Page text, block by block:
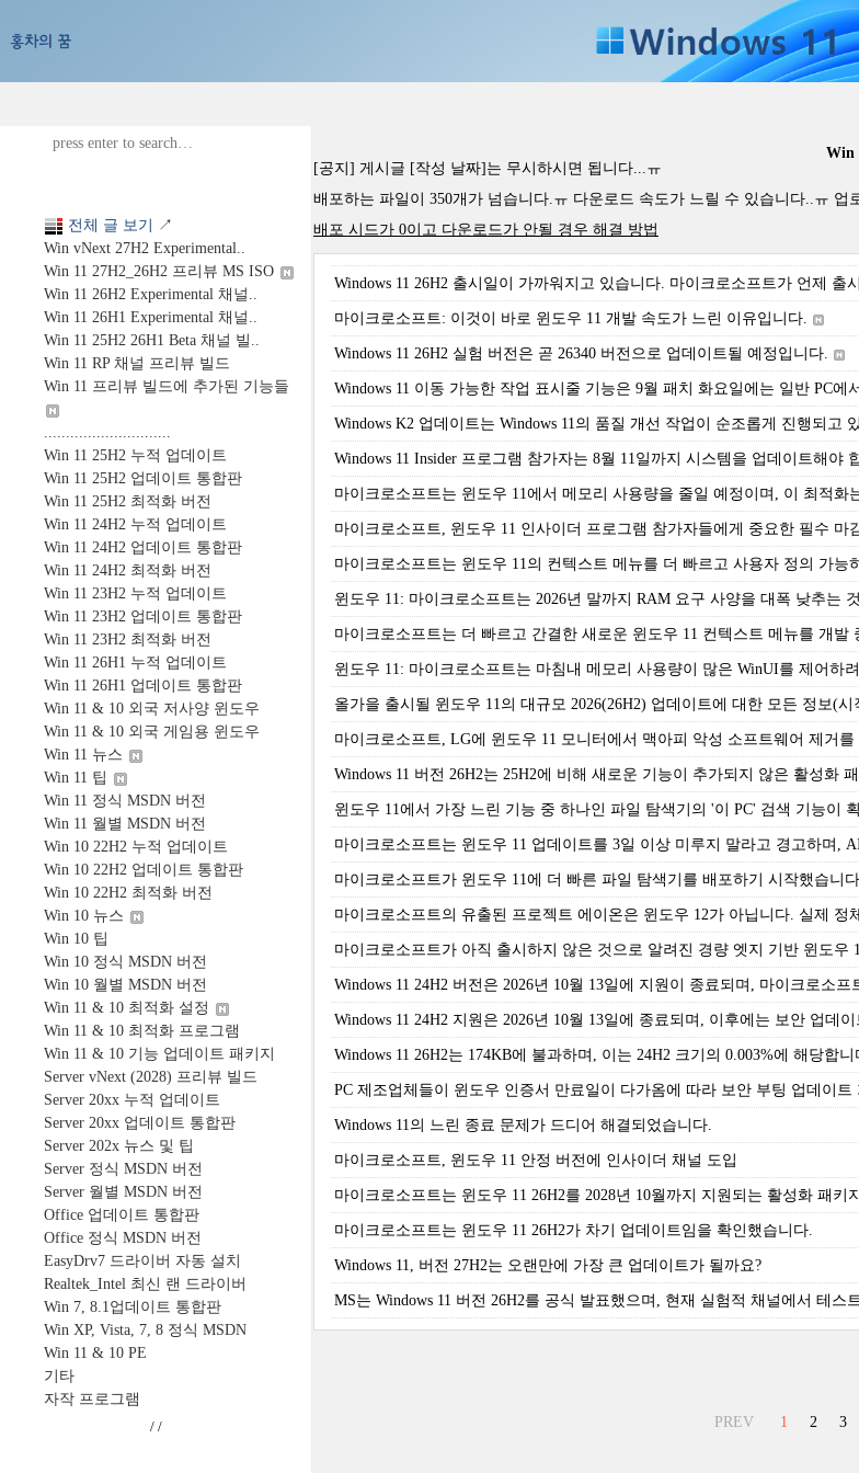
전체 글 보기
↗
Win vNext 27H2 Experimental..
Win 11 27H2_26H2 프리뷰 MS ISO
Win 11 26H2 Experimental 채널..
Win 11 26H1 Experimental 채널..
Win 11 25H2 26H1 Beta 채널 빌..
Win 11 RP 채널 프리뷰 빌드
Win 11 프리뷰 빌드에 추가된 기능들
.............................
Win 11 25H2 누적 업데이트
Win 11 25H2 업데이트 통합판
Win 11 25H2 최적화 버전
Win 11 24H2 누적 업데이트
Win 11 24H2 업데이트 통합판
Win 11 24H2 최적화 버전
Win 11 23H2 누적 업데이트
Win 11 23H2 업데이트 통합판
Win 11 23H2 최적화 버전
Win 11 26H1 누적 업데이트
Win 11 26H1 업데이트 통합판
Win 11 & 10 외국 저사양 윈도우
Win 11 & 10 외국 게임용 윈도우
Win 11 뉴스
Win 11 팁
Win 11 정식 MSDN 버전
Win 11 월별 MSDN 버전
Win 10 22H2 누적 업데이트
Win 10 22H2 업데이트 통합판
Win 10 22H2 최적화 버전
Win 10 뉴스
Win 10 팁
Win 10 정식 MSDN 버전
Win 10 월별 MSDN 버전
Win 11 & 10 최적화 설정
Win 11 & 10 최적화 프로그램
Win 11 & 10 기능 업데이트 패키지
Server vNext (2028) 프리뷰 빌드
Server 20xx 누적 업데이트
Server 20xx 업데이트 통합판
Server 202x 뉴스 및 팁
Server 정식 MSDN 버전
Server 월별 MSDN 버전
Office 업데이트 통합판
Office 정식 MSDN 버전
EasyDrv7 드라이버 자동 설치
Realtek_Intel 최신 랜 드라이버
Win 7, 8.1업데이트 통합판
Win XP, Vista, 7, 8 정식 MSDN
Win 11 & 10 PE
기타
자작 프로그램
/ /
Win
[공지] 게시글 [작성 날짜]는 무시하시면 됩니다...ㅠ
배포하는 파일이 350개가 넘습니다.ㅠ 다운로드 속도가 느릴 수 있습니다..ㅠ 업
배포 시드가 0이고 다운로드가 안될 경우 해결 방법
Windows 11 26H2 출시일이 가까워지고 있습니다. 마이크로소프트가 언제 출
마이크로소프트: 이것이 바로 윈도우 11 개발 속도가 느린 이유입니다.
Windows 11 26H2 실험 버전은 곧 26340 버전으로 업데이트될 예정입니다.
Windows 11 이동 가능한 작업 표시줄 기능은 9월 패치 화요일에는 일반 PC
Windows K2 업데이트는 Windows 11의 품질 개선 작업이 순조롭게 진행되고
Windows 11 Insider 프로그램 참가자는 8월 11일까지 시스템을 업데이트해야
마이크로소프트는 윈도우 11에서 메모리 사용량을 줄일 예정이며, 이 최적화
마이크로소프트, 윈도우 11 인사이더 프로그램 참가자들에게 중요한 필수 마
마이크로소프트는 윈도우 11의 컨텍스트 메뉴를 더 빠르고 사용자 정의 가능
윈도우 11: 마이크로소프트는 2026년 말까지 RAM 요구 사양을 대폭 낮추는
마이크로소프트는 더 빠르고 간결한 새로운 윈도우 11 컨텍스트 메뉴를 개발
윈도우 11: 마이크로소프트는 마침내 메모리 사용량이 많은 WinUI를 제어하
올가을 출시될 윈도우 11의 대규모 2026(26H2) 업데이트에 대한 모든 정보(
마이크로소프트, LG에 윈도우 11 모니터에서 맥아피 악성 소프트웨어 제거를
Windows 11 버전 26H2는 25H2에 비해 새로운 기능이 추가되지 않은 활성화
윈도우 11에서 가장 느린 기능 중 하나인 파일 탐색기의 '이 PC' 검색 기능이
마이크로소프트는 윈도우 11 업데이트를 3일 이상 미루지 말라고 경고하며,
마이크로소프트가 윈도우 11에 더 빠른 파일 탐색기를 배포하기 시작했습니
마이크로소프트의 유출된 프로젝트 에이온은 윈도우 12가 아닙니다. 실제 정
마이크로소프트가 아직 출시하지 않은 것으로 알려진 경량 엣지 기반 윈도우
Windows 11 24H2 버전은 2026년 10월 13일에 지원이 종료되며, 마이크로소
Windows 11 24H2 지원은 2026년 10월 13일에 종료되며, 이후에는 보안 업데
Windows 11 26H2는 174KB에 불과하며, 이는 24H2 크기의 0.003%에 해당합니
PC 제조업체들이 윈도우 인증서 만료일이 다가옴에 따라 보안 부팅 업데이트
Windows 11의 느린 종료 문제가 드디어 해결되었습니다.
마이크로소프트, 윈도우 11 안정 버전에 인사이더 채널 도입
마이크로소프트는 윈도우 11 26H2를 2028년 10월까지 지원되는 활성화 패키
마이크로소프트는 윈도우 11 26H2가 차기 업데이트임을 확인했습니다.
Windows 11, 버전 27H2는 오랜만에 가장 큰 업데이트가 될까요?
MS는 Windows 11 버전 26H2를 공식 발표했으며, 현재 실험적 채널에서 테스
PREV 1 2 3